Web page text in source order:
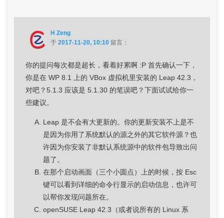
H Zeng
于2017-11-20, 10:10 留言：
你的提问每次都是超长，看着好累啊 :P 首先确认一下，
你是在 WP 8.1 上的 VBox 虚拟机里安装的 Leap 42.3，
对吧？5.1.3 应该是 5.1.30 的笔误吧？下面试试给你一
些建议。
Leap 是不会有大更新的。你的更新安装不上是不
是因为你用了系统默认的源之外的其它软件源？也
许因为你安装了非默认系统源中的软件包导致出问
题了。
在那个启动画面（三个小圆点）上的时候，按 Esc
键可以看到详细的命令行显示的启动信息，也许可
以帮你发现问题所在。
openSUSE Leap 42.3（或者说所有的 Linux 系